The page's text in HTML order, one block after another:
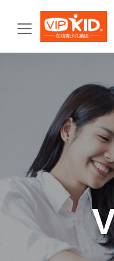
首页
产品体系
VIPKID AI双师
VIPKID双语文化
VIPKID大咖
VIPKID 国际教
师资力量